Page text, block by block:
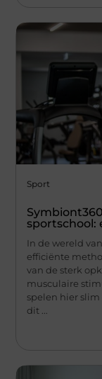
Sport
sportschool:
In de wereld
efficiënte
van de sterk
musculaire
spelen hier
dit ...